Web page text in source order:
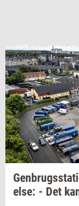
el­se: - Det